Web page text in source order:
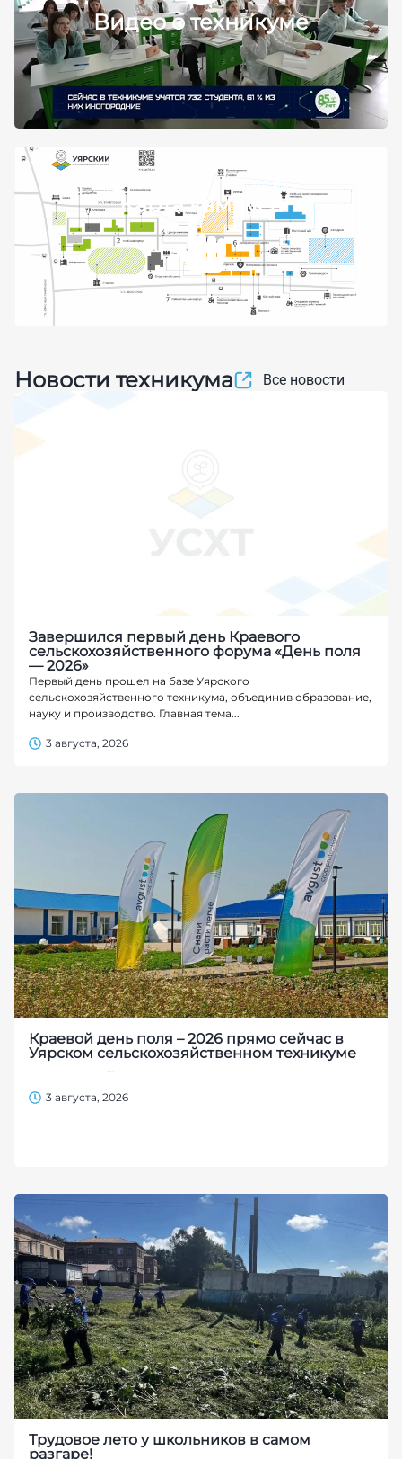
Видео о техникуме
Карта кампуса
Новости техникума Все новости
Завершился первый день Краевого
сельскохозяйственного форума «День поля
— 2026»
Первый день прошел на базе Уярского
сельскохозяйственного техникума, объединив образование,
науку и производство. Главная тема...
3 августа, 2026
Краевой день поля – 2026 прямо сейчас в
Уярском сельскохозяйственном техникуме
...
3 августа, 2026
Трудовое лето у школьников в самом
разгаре!